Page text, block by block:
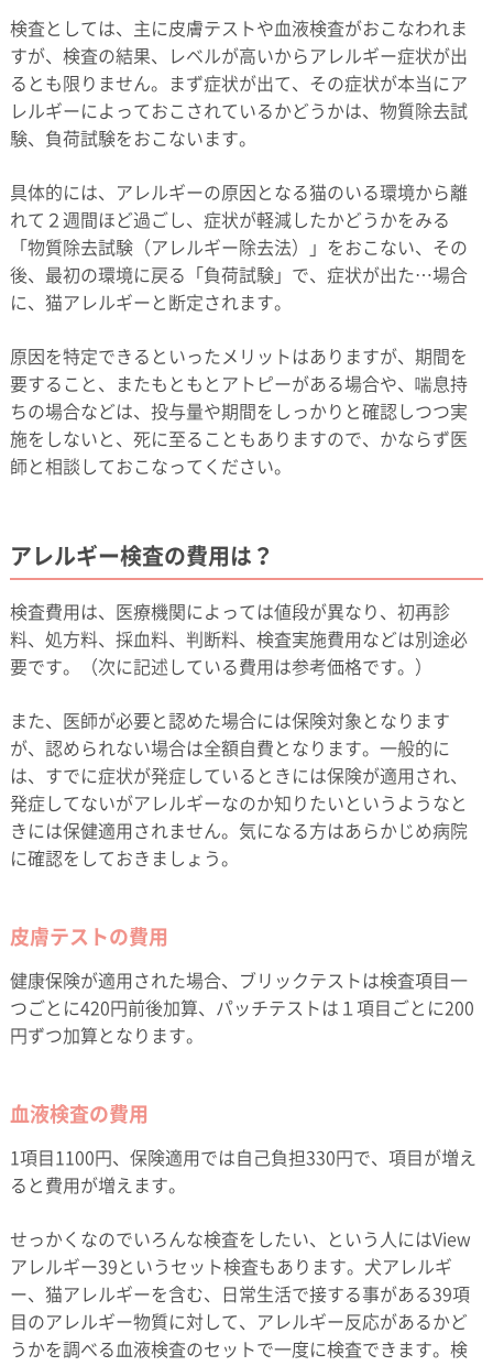
検査としては、主に皮膚テストや血液検査がおこなわれま
すが、検査の結果、レベルが高いからアレルギー症状が出
るとも限りません。まず症状が出て、その症状が本当にア
レルギーによっておこされているかどうかは、物質除去試
験、負荷試験をおこないます。
具体的には、アレルギーの原因となる猫のいる環境から離
れて２週間ほど過ごし、症状が軽減したかどうかをみる
「物質除去試験（アレルギー除去法）」をおこない、その
後、最初の環境に戻る「負荷試験」で、症状が出た…場合
に、猫アレルギーと断定されます。
原因を特定できるといったメリットはありますが、期間を
要すること、またもともとアトピーがある場合や、喘息持
ちの場合などは、投与量や期間をしっかりと確認しつつ実
施をしないと、死に至ることもありますので、かならず医
師と相談しておこなってください。
アレルギー検査の費用は？
検査費用は、医療機関によっては値段が異なり、初再診
料、処方料、採血料、判断料、検査実施費用などは別途必
要です。（次に記述している費用は参考価格です。）
また、医師が必要と認めた場合には保険対象となります
が、認められない場合は全額自費となります。一般的に
は、すでに症状が発症しているときには保険が適用され、
発症してないがアレルギーなのか知りたいというようなと
きには保健適用されません。気になる方はあらかじめ病院
に確認をしておきましょう。
皮膚テストの費用
健康保険が適用された場合、ブリックテストは検査項目一
つごとに420円前後加算、パッチテストは１項目ごとに200
円ずつ加算となります。
血液検査の費用
1項目1100円、保険適用では自己負担330円で、項目が増え
ると費用が増えます。
せっかくなのでいろんな検査をしたい、という人にはView
アレルギー39というセット検査もあります。犬アレルギ
ー、猫アレルギーを含む、日常生活で接する事がある39項
目のアレルギー物質に対して、アレルギー反応があるかど
うかを調べる血液検査のセットで一度に検査できます。検